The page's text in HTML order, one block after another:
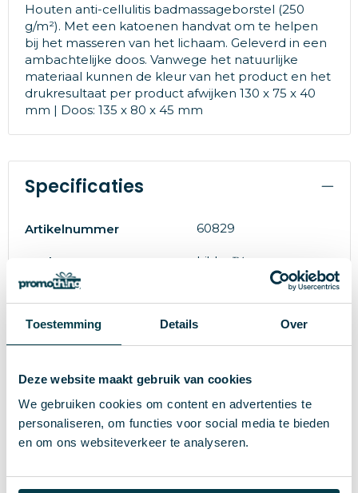
Toestemming Details Over
Deze website maakt gebruik van cookies
We gebruiken cookies om content en advertenties te
personaliseren, om functies voor social media te bieden
en om ons websiteverkeer te analyseren.
Houten anti-cellulitis badmassageborstel (250
g/m²). Met een katoenen handvat om te helpen
bij het masseren van het lichaam. Geleverd in een
ambachtelijke doos. Vanwege het natuurlijke
materiaal kunnen de kleur van het product en het
drukresultaat per product afwijken 130 x 75 x 40
mm | Doos: 135 x 80 x 45 mm
Specificaties
Artikelnummer 60829
Merk hi!dea™
Gewicht
Materiaal Hout. Katoen
Wat anderen bekijken